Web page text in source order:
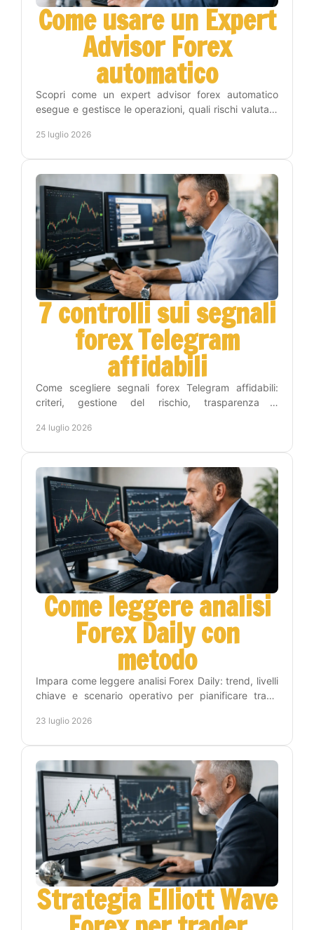
Come usare un Expert
Advisor Forex
automatico
Scopri come un expert advisor forex automatico
esegue e gestisce le operazioni, quali rischi valutare
25 luglio 2026
7 controlli sui segnali
forex Telegram
affidabili
Come scegliere segnali forex Telegram affidabili:
criteri, gestione del rischio, trasparenza e
ogni giorno.
24 luglio 2026
Come leggere analisi
Forex Daily con
metodo
Impara come leggere analisi Forex Daily: trend, livelli
chiave e scenario operativo per pianificare trade
23 luglio 2026
Strategia Elliott Wave